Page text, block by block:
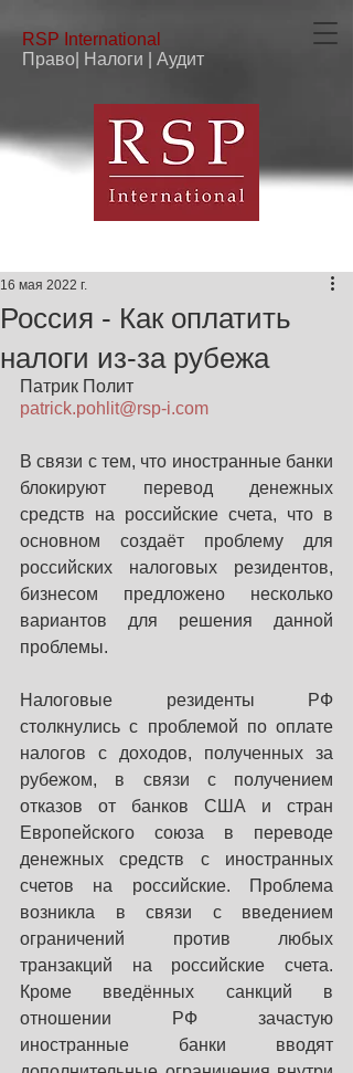
RSP International
Право| Налоги | Аудит
Россия - Как оплатить
налоги из-за рубежа
16 мая 2022 г.
Патрик Полит
patrick.pohlit@rsp-i.com
В связи с тем, что иностранные банки
блокируют перевод денежных
средств на российские счета, что в
основном создаёт проблему для
российских налоговых резидентов,
бизнесом предложено несколько
вариантов для решения данной
проблемы.
Налоговые резиденты РФ
столкнулись с проблемой по оплате
налогов с доходов, полученных за
рубежом, в связи с получением
отказов от банков США и стран
Европейского союза в переводе
денежных средств с иностранных
счетов на российские. Проблема
возникла в связи с введением
ограничений против любых
транзакций на российские счета.
Кроме введённых санкций в
отношении РФ зачастую
иностранные банки вводят